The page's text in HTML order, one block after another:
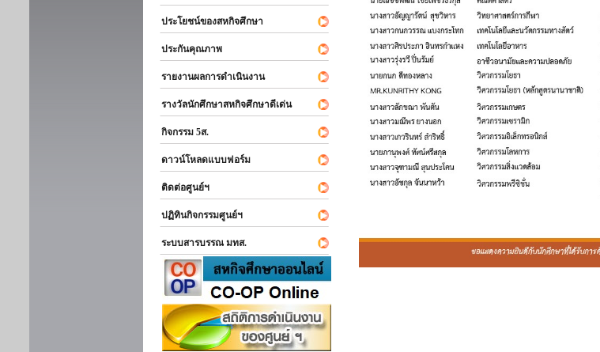
ประโยชน์ของสหกิจศึกษา
ประกันคุณภาพ
รายงานผลการดำเนินงาน
รางวัลนักศึกษาสหกิจศึกษาดีเด่น
กิจกรรม 5ส.
ดาวน์โหลดแบบฟอร์ม
ติดต่อศูนย์ฯ
ปฏิทินกิจกรรมศูนย์ฯ
ระบบสารบรรณ มทส.